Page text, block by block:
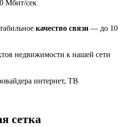
Мбит/сек
качество связи — до 10
недвижимости к нашей сети
интернет, ТВ
сетка